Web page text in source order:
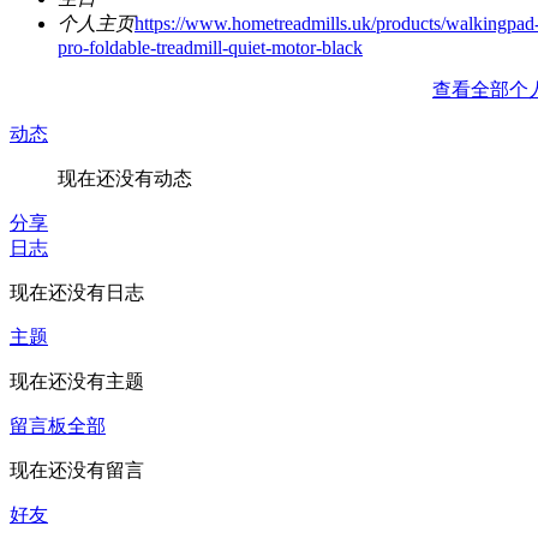
个人主页https://www.hometreadmills.uk/products/
pro-foldable-treadmill-quiet-motor-black
查看全部个
动态
现在还没有动态
分享
日志
现在还没有日志
主题
现在还没有主题
留言板全部
现在还没有留言
好友